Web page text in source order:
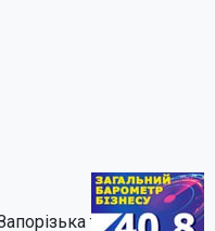
торгово-